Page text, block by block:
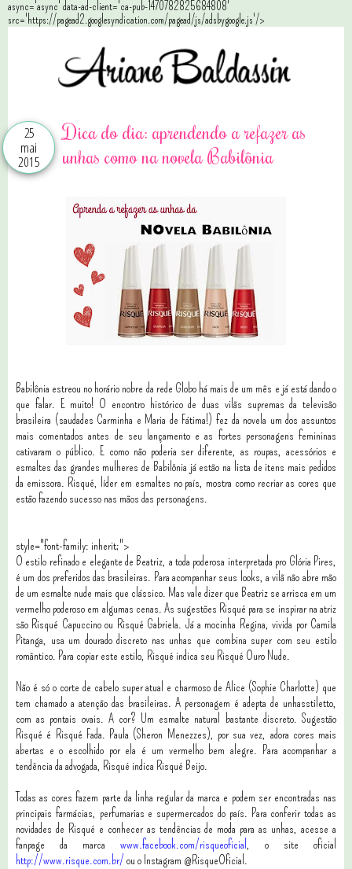
async='async' data-ad-client='ca-pub-1470782825684808'
src='https://pagead2.googlesyndication.com/pagead/js/adsbygoogle.js'/>
25
mai
2015
Dica do dia: aprendendo a refazer as
unhas como na novela Babilônia
Babilônia estreou no horário nobre da rede Globo há mais de um mês e já está dando o
que falar. E muito! O encontro histórico de duas vilãs supremas da televisão
brasileira (saudades Carminha e Maria de Fátima!) fez da novela um dos assuntos
mais comentados antes de seu lançamento e as fortes personagens femininas
cativaram o público. E como não poderia ser diferente, as roupas, acessórios e
esmaltes das grandes mulheres de Babilônia já estão na lista de itens mais pedidos
da emissora. Risqué, líder em esmaltes no país, mostra como recriar as cores que
estão fazendo sucesso nas mãos das personagens.
style="font-family: inherit;">
O estilo refinado e elegante de Beatriz, a toda poderosa interpretada pro Glória Pires,
é um dos preferidos das brasileiras. Para acompanhar seus looks, a vilã não abre mão
de um esmalte nude mais que clássico. Mas vale dizer que Beatriz se arrisca em um
vermelho poderoso em algumas cenas. As sugestões Risqué para se inspirar na atriz
são Risqué Capuccino ou Risqué Gabriela. Já a mocinha Regina, vivida por Camila
Pitanga, usa um dourado discreto nas unhas que combina super com seu estilo
romântico. Para copiar este estilo, Risqué indica seu Risqué Ouro Nude.
Não é só o corte de cabelo super atual e charmoso de Alice (Sophie Charlotte) que
tem chamado a atenção das brasileiras. A personagem é adepta de unhasstiletto,
com as pontais ovais. A cor? Um esmalte natural bastante discreto. Sugestão
Risqué é Risqué Fada. Paula (Sheron Menezzes), por sua vez, adora cores mais
abertas e o escolhido por ela é um vermelho bem alegre. Para acompanhar a
tendência da advogada, Risqué indica Risqué Beijo.
Todas as cores fazem parte da linha regular da marca e podem ser encontradas nas
principais farmácias, perfumarias e supermercados do país. Para conferir todas as
novidades de Risqué e conhecer as tendências de moda para as unhas, acesse a
fanpage da marca www.facebook.com/risqueoficial, o site oficial
http://www.risque.com.br/ ou o Instagram @RisqueOficial.